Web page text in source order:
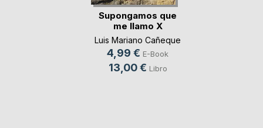
Supongamos que
me llamo X
Luis Mariano Cañeque
4,99 € E-Book
13,00 € Libro